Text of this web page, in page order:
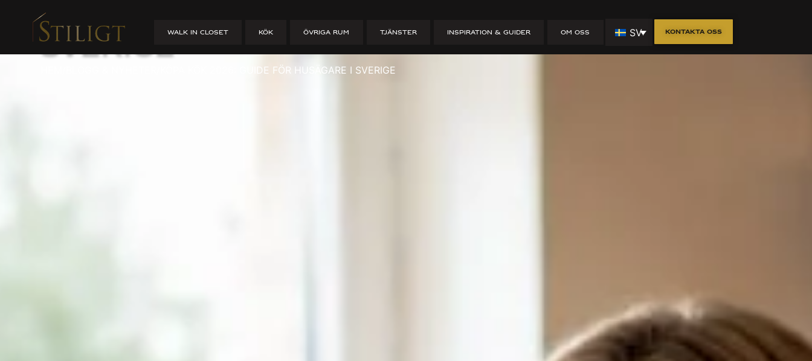
WALK IN CLOSET KÖK ÖVRIGA RUM TJÄNSTER INSPIRATION & GUIDER OM OSS SV Kontakta oss
Köpa kök 2026: guide för husägare i
sverige
KÖPA KÖK 2026: GUIDE FÖR HUSÄGARE I SVERIGE